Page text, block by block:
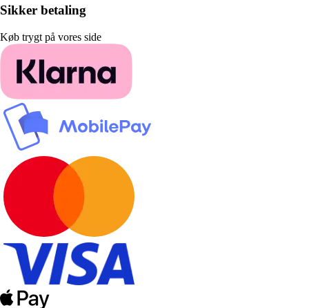
Sikker betaling
Køb trygt på vores side